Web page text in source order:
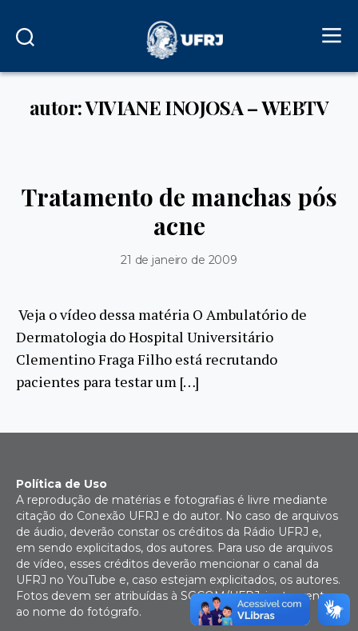
autor: VIVIANE INOJOSA – WEBTV
Tratamento de manchas pós
acne
21 de janeiro de 2009
Veja o vídeo dessa matéria O Ambulatório de
Dermatologia do Hospital Universitário
Clementino Fraga Filho está recrutando
pacientes para testar um […]
Política de Uso
A reprodução de matérias e fotografias é livre mediante
citação do Conexão UFRJ e do autor. No caso de arquivos
de áudio, deverão constar os créditos da Rádio UFRJ e,
em sendo explicitados, dos autores. Para uso de arquivos
de vídeo, esses créditos deverão mencionar o canal da
UFRJ no YouTube e, caso estejam explicitados, os autores.
Fotos devem ser atribuídas à SGCOM/UFRJ, juntamente
ao nome do fotógrafo.